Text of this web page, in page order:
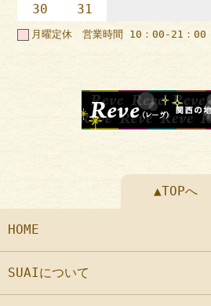
30
31
月曜定休 営業時間 10：00-21：
▲TOPへ
HOME
SUAIについて